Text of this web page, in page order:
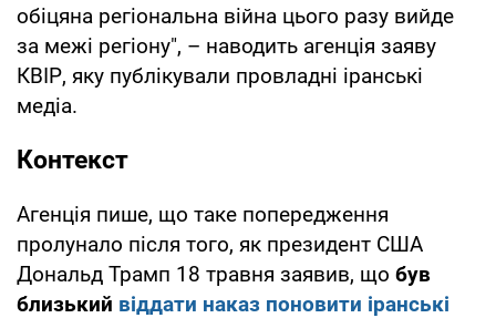
обіцяна регіональна війна цього разу вийде
за межі регіону", – наводить агенція заяву
КВІР, яку публікували провладні іранські
медіа.
Контекст
Агенція пише, що таке попередження
пролунало після того, як президент США
Дональд Трамп 18 травня заявив, що був
близький віддати наказ поновити іранські